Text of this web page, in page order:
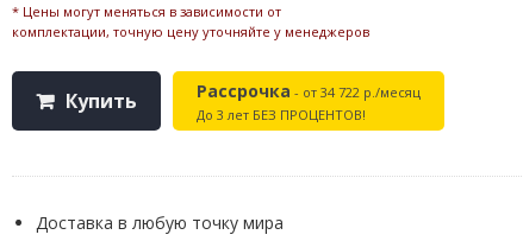
* Цены могут меняться в зависимости от
комплектации, точную цену уточняйте у менеджеров
Купить Рассрочка - от 34 722 р./месяц
До 3 лет БЕЗ ПРОЦЕНТОВ!
Доставка в любую точку мира